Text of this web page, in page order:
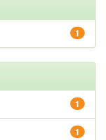
1
1
1